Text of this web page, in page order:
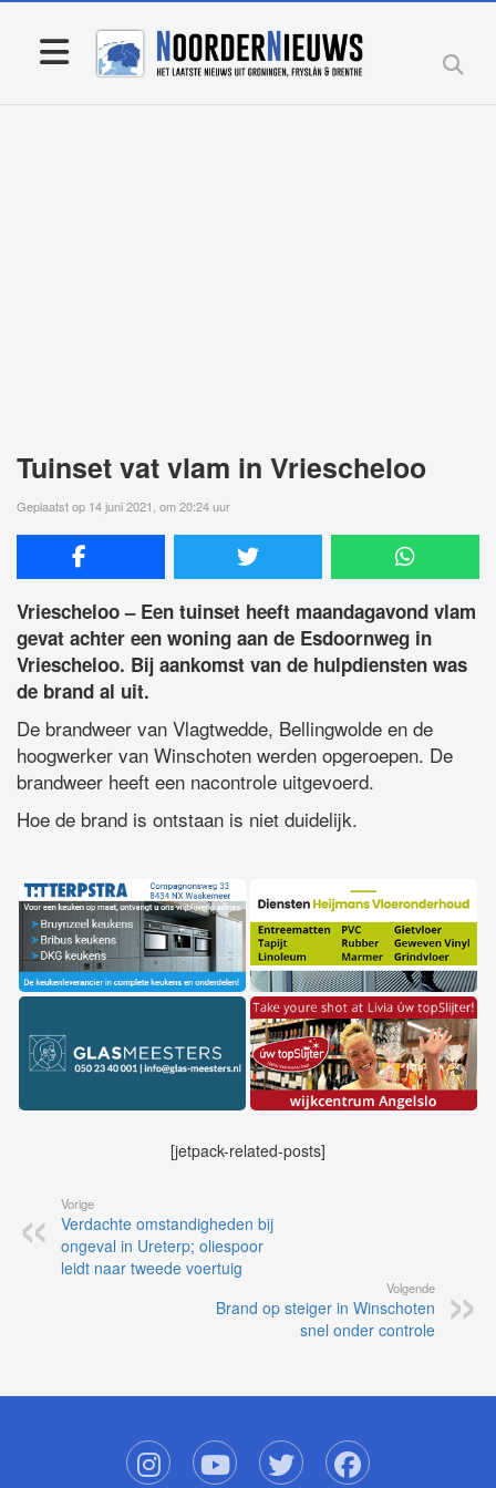
Tuinset vat vlam in Vriescheloo
Geplaatst op 14 juni 2021, om 20:24 uur
Vriescheloo – Een tuinset heeft maandagavond vlam
gevat achter een woning aan de Esdoornweg in
Vriescheloo. Bij aankomst van de hulpdiensten was
de brand al uit.
De brandweer van Vlagtwedde, Bellingwolde en de
hoogwerker van Winschoten werden opgeroepen. De
brandweer heeft een nacontrole uitgevoerd.
Hoe de brand is ontstaan is niet duidelijk.
[jetpack-related-posts]
Vorige
Verdachte omstandigheden bij
ongeval in Ureterp; oliespoor
leidt naar tweede voertuig
Volgende
Brand op steiger in Winschoten
snel onder controle